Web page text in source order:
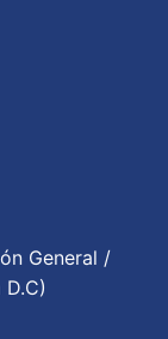
General /